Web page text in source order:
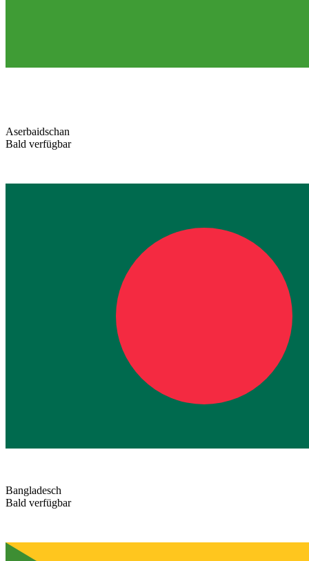
Aserbaidschan
Bald verfügbar
Bangladesch
Bald verfügbar